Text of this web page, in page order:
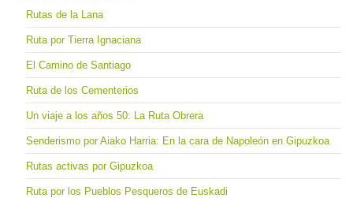
Rutas de la Lana
Ruta por Tierra Ignaciana
El Camino de Santiago
Ruta de los Cementerios
Un viaje a los años 50: La Ruta Obrera
Senderismo por Aiako Harria: En la cara de Napoleón en Gipuzkoa
Rutas activas por Gipuzkoa
Ruta por los Pueblos Pesqueros de Euskadi